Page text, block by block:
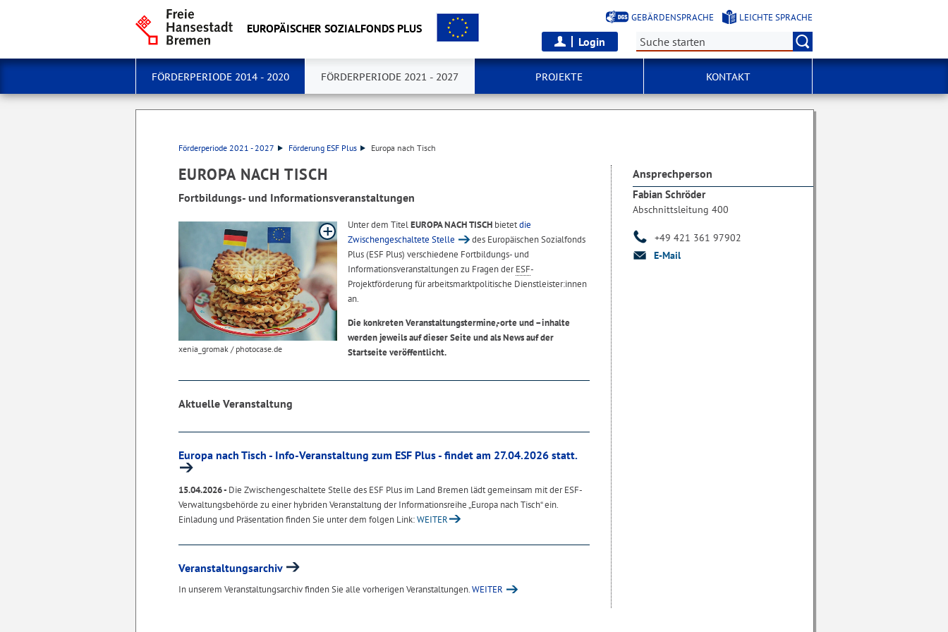
EUROPÄISCHER SOZIALFONDS PLUS
GEBÄRDENSPRACHE LEICHTE SPRACHE
Login Suche:
FÖRDERPERIODE 2014 - 2020 FÖRDERPERIODE 2021 - 2027 PROJEKTE KONTAKT
Förderperiode 2021 - 2027 Förderung ESF Plus Europa nach Tisch
EUROPA NACH TISCH
Fortbildungs- und Informationsveranstaltungen
xenia_gromak / photocase.de
Unter dem TitelEUROPA NACH TISCH bietetdie
Zwischengeschaltete Stelle
des Europäischen Sozialfonds
Plus (ESF Plus) verschiedene Fortbildungs- und
Informationsveranstaltungen zu Fragen derESF-
Projektförderung für arbeitsmarktpolitische Dienstleister:innen
an.
Die konkreten Veranstaltungstermine,-orte und –inhalte
werden jeweils auf dieser Seite und als News auf der
Startseite veröffentlicht.
Aktuelle Veranstaltung
Europa nach Tisch - Info-Veranstaltung zum ESF Plus - findet am 27.04.2026 statt.
15.04.2026 - Die Zwischengeschaltete Stelle des ESF Plus im Land Bremen lädt gemeinsam mit der ESF-
Verwaltungsbehörde zu einer hybriden Veranstaltung der Informationsreihe „Europa nach Tisch“ ein.
Einladung und Präsentation finden Sie unter dem folgen Link:WEITER
Veranstaltungsarchiv
In unserem Veranstaltungsarchiv finden Sie alle vorherigen Veranstaltungen.WEITER
Ansprechperson
Fabian Schröder
Abschnittsleitung 400
+49 421 361 97902
E-Mail